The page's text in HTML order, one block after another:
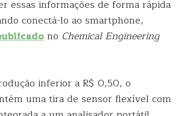
essas informações de forma rápida
conectá-lo ao smartphone,
no Chemical Engineering
inferior a R$ 0,50, o
uma tira de sensor flexível com